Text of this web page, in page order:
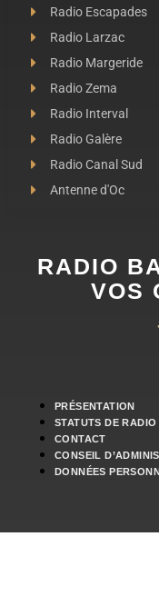
Radio Escapades
Radio Larzac
Radio Margeride
Radio Zema
Radio Interval
Radio Galère
Radio Canal Sud
Antenne d'Oc
RADIO
VOS
PRÉSENTATION
STATUTS DE
CONTACT
CONSEIL
DONNÉES